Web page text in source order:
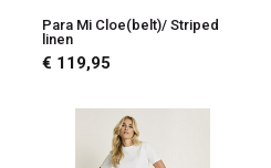
Para Mi Cloe(belt)/ Striped
linen
€ 119,95